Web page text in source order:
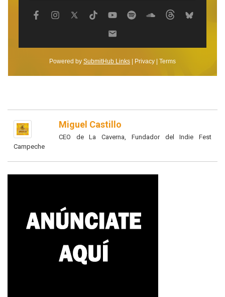
Miguel Castillo
CEO de La Caverna, Fundador del Indie Fest
Campeche